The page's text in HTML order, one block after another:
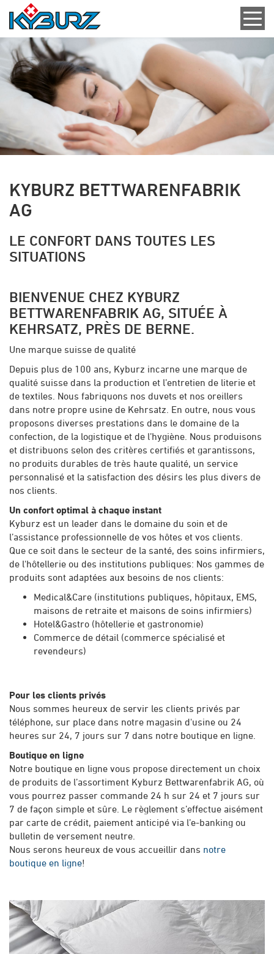
KYBURZ BETTWARENFABRIK
AG
LE CONFORT DANS TOUTES LES
SITUATIONS
BIENVENUE CHEZ KYBURZ
BETTWARENFABRIK AG, SITUÉE À
KEHRSATZ, PRÈS DE BERNE.
Une marque suisse de qualité
Depuis plus de 100 ans, Kyburz incarne une marque de
qualité suisse dans la production et l’entretien de literie et
de textiles. Nous fabriquons nos duvets et nos oreillers
dans notre propre usine de Kehrsatz. En outre, nous vous
proposons diverses prestations dans le domaine de la
confection, de la logistique et de l’hygiène. Nous produisons
et distribuons selon des critères certifiés et garantissons,
no produits durables de très haute qualité, un service
personnalisé et la satisfaction des désirs les plus divers de
nos clients.
Un confort optimal à chaque instant
Kyburz est un leader dans le domaine du soin et de
l’assistance professionnelle de vos hôtes et vos clients.
Que ce soit dans le secteur de la santé, des soins infirmiers,
de l'hôtellerie ou des institutions publiques: Nos gammes de
produits sont adaptées aux besoins de nos clients:
Medical&Care (institutions publiques, hôpitaux, EMS,
maisons de retraite et maisons de soins infirmiers)
Hotel&Gastro (hôtellerie et gastronomie)
Commerce de détail (commerce spécialisé et
revendeurs)
Pour les clients privés
Nous sommes heureux de servir les clients privés par
téléphone, sur place dans notre magasin d'usine ou 24
heures sur 24, 7 jours sur 7 dans notre boutique en ligne.
Boutique en ligne
Notre boutique en ligne vous propose directement un choix
de produits de l’assortiment Kyburz Bettwarenfabrik AG, où
vous pourrez passer commande 24 h sur 24 et 7 jours sur
7 de façon simple et sûre. Le règlement s’effectue aisément
par carte de crédit, paiement anticipé via l’e-banking ou
bulletin de versement neutre.
Nous serons heureux de vous accueillir dans notre
boutique en ligne!